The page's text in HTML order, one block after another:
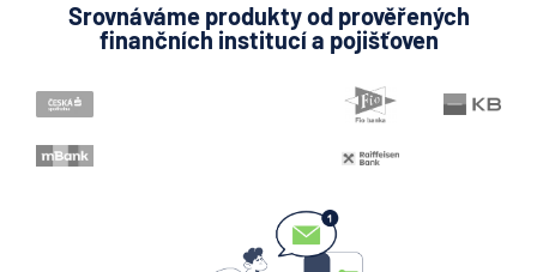
6.8.2026 Daně
Když rozhoduje stres: nové
triky bankovních
podvodníků
Zobrazit všechny články
Srovnáváme produkty od prověřených
finančních institucí a pojišťoven